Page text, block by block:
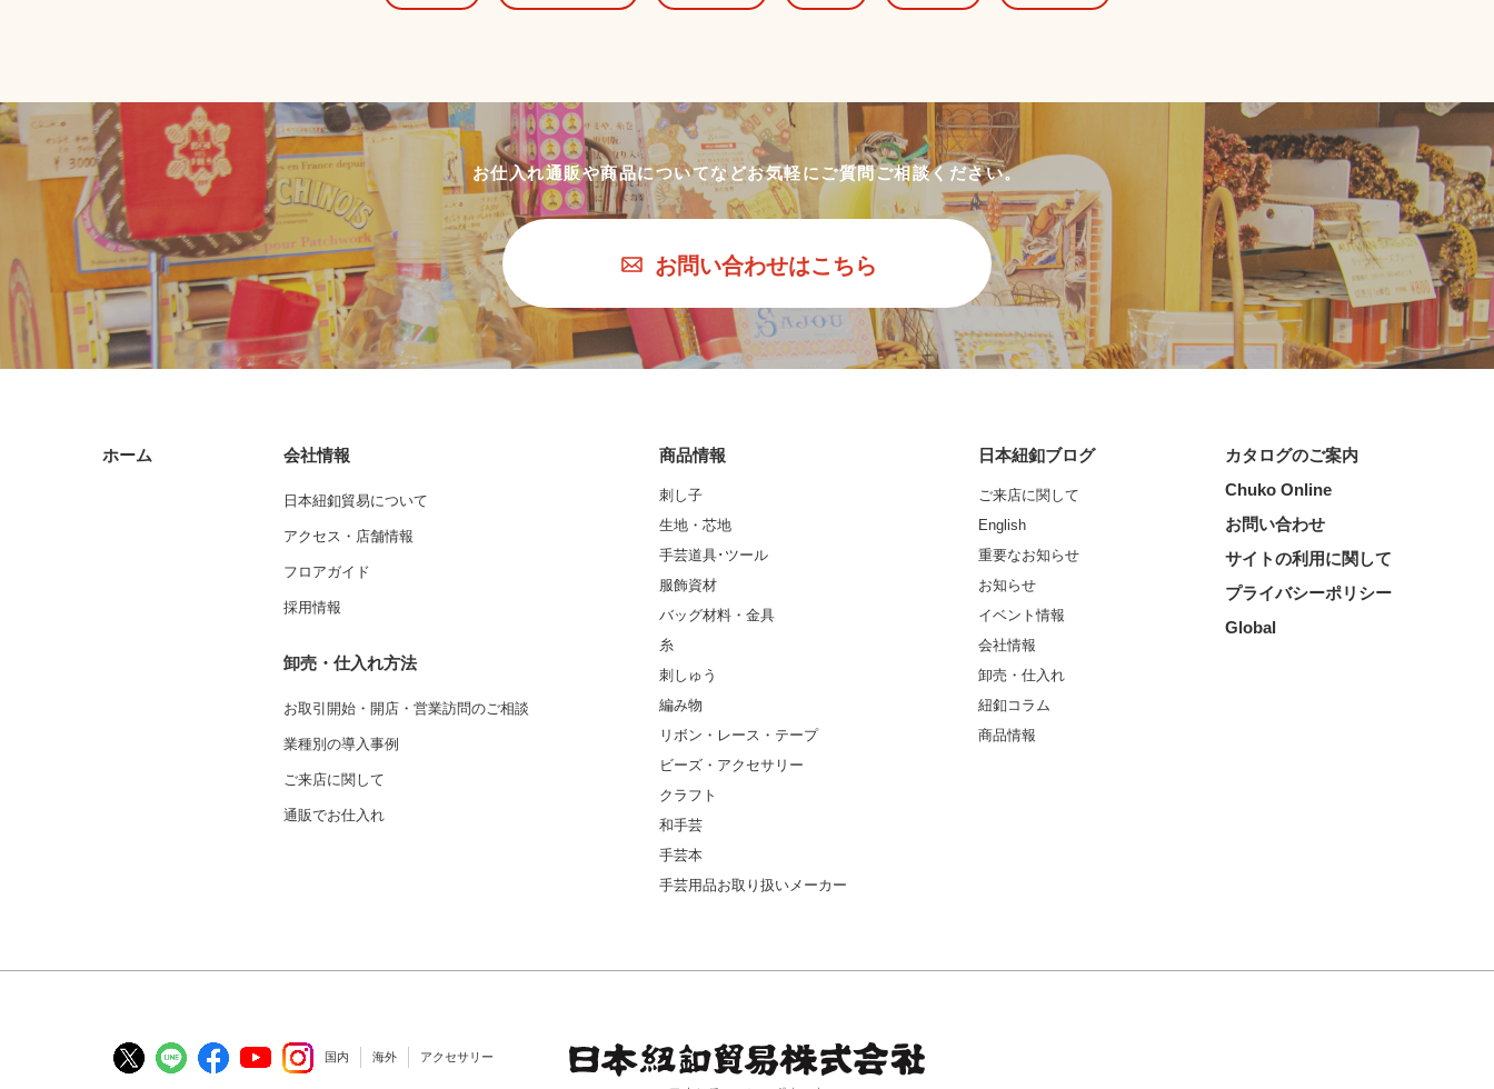
お仕入れ通販や商品についてなどお気軽にご質問ご相談ください。
お問い合わせはこちら
ホーム 会社情報
日本紐釦貿易について
アクセス・店舗情報
フロアガイド
採用情報
卸売・仕入れ方法
お取引開始・開店・営業訪問のご相談
業種別の導入事例
ご来店に関して
通販でお仕入れ
商品情報
刺し子
生地・芯地
手芸道具･ツール
服飾資材
バッグ材料・金具
糸
刺しゅう
編み物
リボン・レース・テープ
ビーズ・アクセサリー
クラフト
和手芸
手芸本
手芸用品お取り扱いメーカー
日本紐釦ブログ
ご来店に関して
English
重要なお知らせ
お知らせ
イベント情報
会社情報
卸売・仕入れ
紐釦コラム
商品情報
カタログのご案内
Chuko Online
お問い合わせ
サイトの利用に関して
プライバシーポリシー
Global
国内 海外 アクセサリー